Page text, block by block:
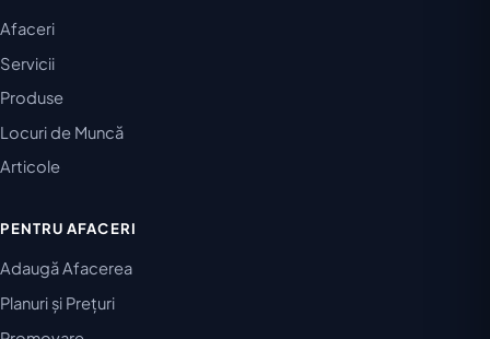
Afaceri
Servicii
Produse
Locuri de Muncă
Articole
PENTRU AFACERI
Adaugă Afacerea
Planuri și Prețuri